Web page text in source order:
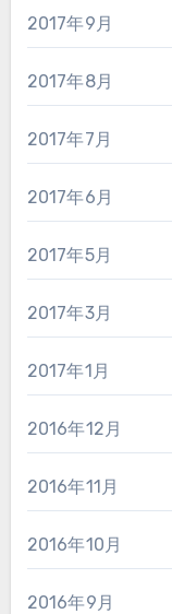
2017年9月
2017年8月
2017年7月
2017年6月
2017年5月
2017年3月
2017年1月
2016年12月
2016年11月
2016年10月
2016年9月